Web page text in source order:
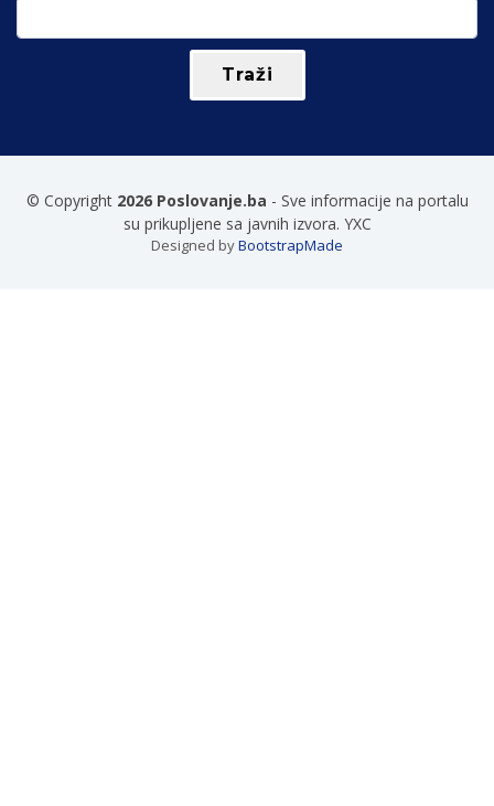
© Copyright 2026 Poslovanje.ba - Sve informacije na portalu
su prikupljene sa javnih izvora. YXC
Designed byBootstrapMade